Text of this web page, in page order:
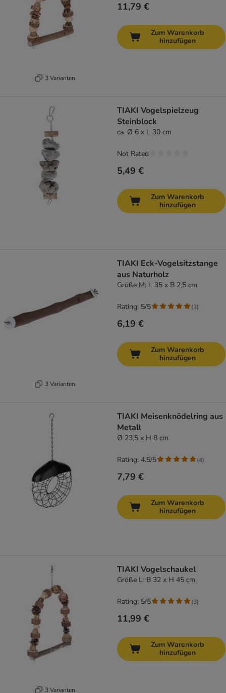
3 Varianten
11,79 €
Zum Warenkorb
hinzufügen
TIAKI Vogelspielzeug
Steinblock
ca. Ø 6 x L 30 cm
5,49 €
Not Rated
Zum Warenkorb
hinzufügen
3 Varianten
TIAKI Eck-Vogelsitzstange
aus Naturholz
Größe M: L 35 x B 2,5 cm
6,19 €
Rating: 5/5 (3)
Zum Warenkorb
hinzufügen
TIAKI Meisenknödelring aus
Metall
Ø 23,5 x H 8 cm
7,79 €
Rating: 4.5/5 (4)
Zum Warenkorb
hinzufügen
3 Varianten
TIAKI Vogelschaukel
Größe L: B 32 x H 45 cm
11,99 €
Rating: 5/5 (3)
Zum Warenkorb
hinzufügen